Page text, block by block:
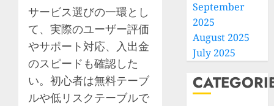
サービス選びの一環とし
て、実際のユーザー評価
やサポート対応、入出金
のスピードも確認した
い。初心者は無料テーブ
ルや低リスクテーブルで
September
2025
August 2025
July 2025